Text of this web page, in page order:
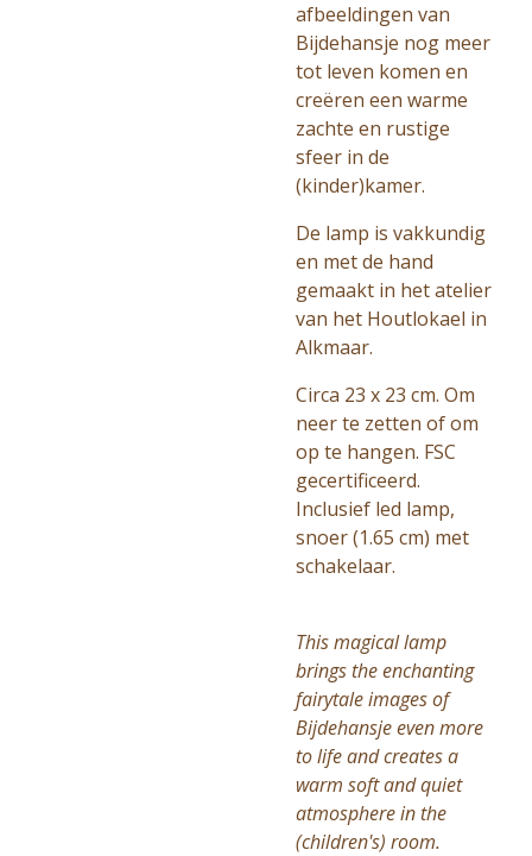
afbeeldingen van
Bijdehansje nog meer
tot leven komen en
creëren een warme
zachte en rustige
sfeer in de
(kinder)kamer.
De lamp is vakkundig
en met de hand
gemaakt in het atelier
van het Houtlokael in
Alkmaar.
Circa 23 x 23 cm. Om
neer te zetten of om
op te hangen. FSC
gecertificeerd.
Inclusief led lamp,
snoer (1.65 cm) met
schakelaar.
This magical lamp
brings the enchanting
fairytale images of
Bijdehansje even more
to life and creates a
warm soft and quiet
atmosphere in the
(children's) room.